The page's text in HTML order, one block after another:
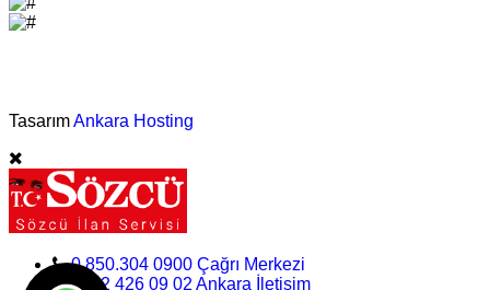
TasarımAnkara Hosting
0.850.304 0900 Çağrı Merkezi
0312 426 09 02 Ankara İletişim